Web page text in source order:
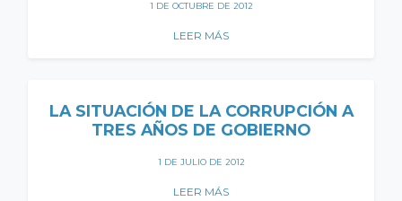
1 DE OCTUBRE DE 2012
LEER MÁS
LA SITUACIÓN DE LA CORRUPCIÓN A
TRES AÑOS DE GOBIERNO
1 DE JULIO DE 2012
LEER MÁS